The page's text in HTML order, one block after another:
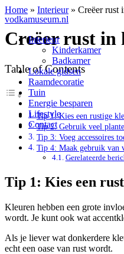
vodkamuseum.nl
Interieur
Kinderkamer
Badkamer
Lokale gidsen
Raamdecoratie
Tuin
Energie besparen
Lifestyle
Contact
Home » Interieur» Creëer rust
Creëer rust in
Table of Contents
Tip 1: Kies een rustige
Tip 2: Gebruik veel
Tip 3: Voeg accessoires
Tip 4: Maak gebruik van
Gerelateerde
Tip 1: Kies een
Kleuren hebben een grote
wordt. Je kunt ook wat
Als je liever wat donkerdere
echt een oase van rust wordt.